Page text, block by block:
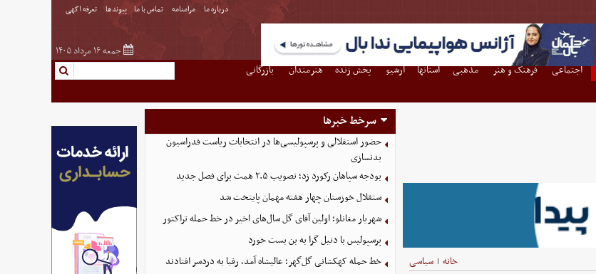
درباره ما مرامنامه تماس با ما پیوندها تعرفه اگهی
جمعه ۱۶ مرداد ۱۴۰۵
اجتماعی فرهنگ و هنر مذهبی استانها آرشیو پخش زنده هنرمندان
بازرگانی
خانه | سیاسی
سرخط خبرها
حضور استقلالی و پرسپولیسی‌ها در انتخابات ریاست فدراسیون
بدنسازی
بودجه سپاهان رکورد زد؛ تصویب ۲.۵ همت برای فصل جدید
ستقلال خوزستان چهار هفته مهمان پایتخت شد
شهریار مغانلو؛ اولین آقای گل سال‌های اخیر در خط حمله تراکتور
پرسپولیس با دنیل گرا به بن بست خورد
خط حمله کهکشانی گل‌گهر؛ عالیشاه آمد، رقبا به دردسر افتادند